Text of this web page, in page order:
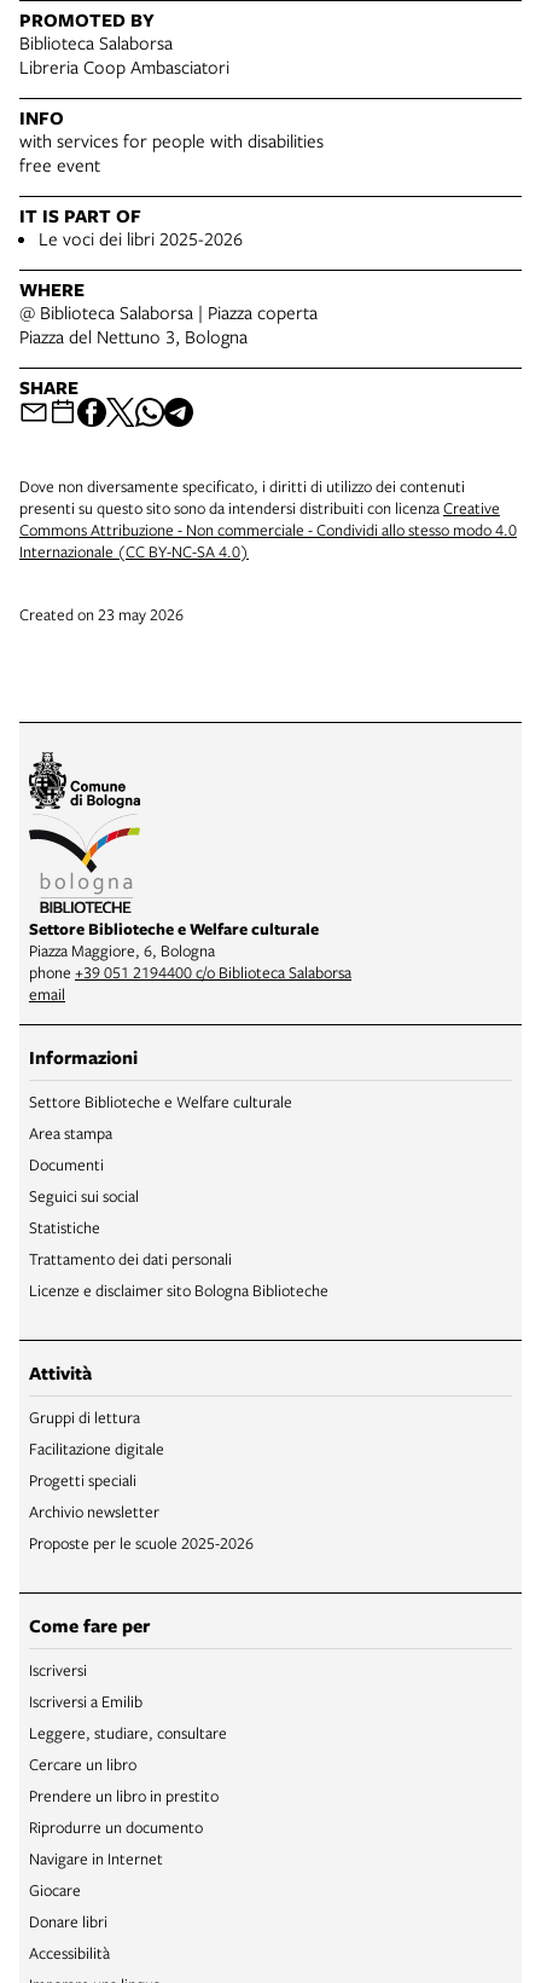
PROMOTED BY
Biblioteca Salaborsa
Libreria Coop Ambasciatori
INFO
with services for people with disabilities
free event
IT IS PART OF
Le voci dei libri 2025-2026
WHERE
@ Biblioteca Salaborsa | Piazza coperta
Piazza del Nettuno 3, Bologna
SHARE
Dove non diversamente specificato, i diritti di utilizzo dei contenuti
presenti su questo sito sono da intendersi distribuiti con licenzaCreative
Commons Attribuzione - Non commerciale - Condividi allo stesso modo 4.0
Internazionale (CC BY-NC-SA 4.0)
Created on 23 may 2026
Settore Biblioteche e Welfare culturale
Piazza Maggiore, 6, Bologna
phone +39 051 2194400 c/o Biblioteca Salaborsa
email
Informazioni
Settore Biblioteche e Welfare culturale
Area stampa
Documenti
Seguici sui social
Statistiche
Trattamento dei dati personali
Licenze e disclaimer sito Bologna Biblioteche
Attività
Gruppi di lettura
Facilitazione digitale
Progetti speciali
Archivio newsletter
Proposte per le scuole 2025-2026
Come fare per
Iscriversi
Iscriversi a Emilib
Leggere, studiare, consultare
Cercare un libro
Prendere un libro in prestito
Riprodurre un documento
Navigare in Internet
Giocare
Donare libri
Accessibilità